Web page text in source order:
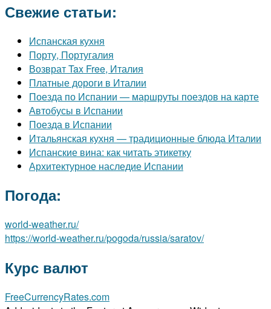
Свежие статьи:
Испанская кухня
Порту, Португалия
Возврат Tax Free, Италия
Платные дороги в Италии
Поезда по Испании — маршруты поездов на карте
Автобусы в Испании
Поезда в Испании
Итальянская кухня — традиционные блюда Италии
Испанские вина: как читать этикетку
Архитектурное наследие Испании
Погода:
world-weather.ru/
https://world-weather.ru/pogoda/russia/saratov/
Курс валют
FreeCurrencyRates.com